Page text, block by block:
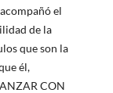
el
de la
que son la
él,
CON